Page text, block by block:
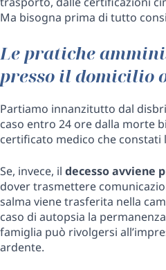
Ma bisogna prima di tutto
Le pratiche
presso il domicilio
Partiamo innanzitutto dal
caso entro 24 ore dalla morte
certificato medico che constati
Se, invece, il decesso avviene
dover trasmettere
salma viene trasferita nella
caso di autopsia la
famiglia può rivolgersi
ardente.